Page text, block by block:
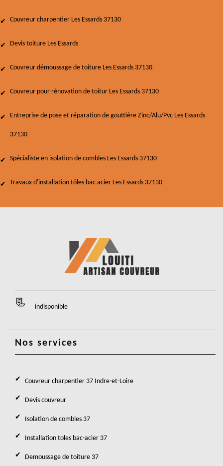
Couvreur charpentier Les Essards 37130
Devis toiture Les Essards
Couvreur démoussage de toiture Les Essards 37130
Couvreur pour rénovation de toitur Les Essards 37130
Entreprise de pose et réparation de gouttière Zinc/Alu/Pvc Les Essards
37130
Spécialiste en isolation de combles Les Essards 37130
Travaux d'installation tôles bac acier Les Essards 37130
indisponible
Nos services
Couvreur charpentier 37 Indre-et-Loire
Devis couvreur
Isolation de combles 37
Installation toles bac-acier 37
Demoussage de toiture 37